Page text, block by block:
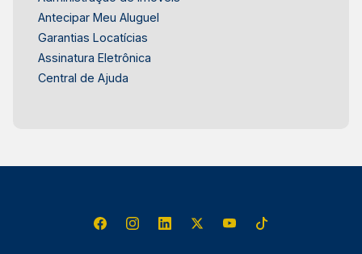
Antecipar Meu Aluguel
Garantias Locatícias
Assinatura Eletrônica
Central de Ajuda